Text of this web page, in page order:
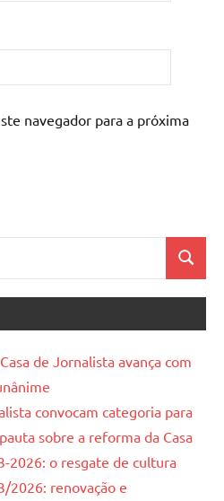
navegador para a próxima
de Jornalista avança com
convocam categoria para
sobre a reforma da Casa
2026: o resgate de cultura
2026: renovação e